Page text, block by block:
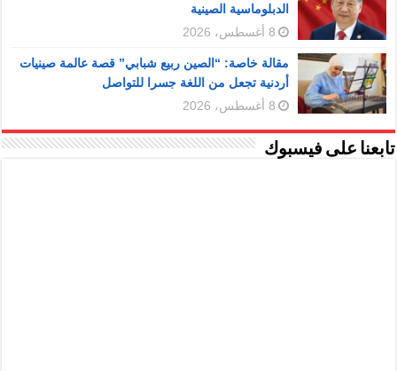
الدبلوماسية الصينية
8 أغسطس، 2026
مقالة خاصة: “الصين ربيع شبابي” قصة عالمة صينيات
أردنية تجعل من اللغة جسرا للتواصل
8 أغسطس، 2026
تابعنا على فيسبوك